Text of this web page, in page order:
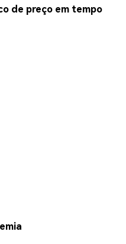
de preço em tempo